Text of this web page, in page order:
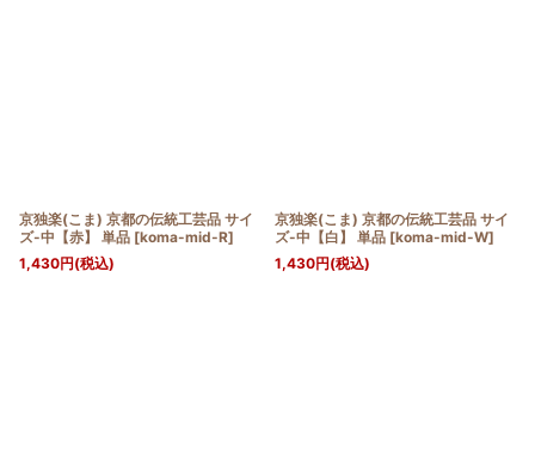
京独楽(こま) 京都の伝統工芸品 サイ
ズ-中【赤】 単品 [koma-mid-R]
1,430円(税込)
京独楽(こま) 京都の伝統工芸品 サイ
ズ-中【白】 単品 [koma-mid-W]
1,430円(税込)